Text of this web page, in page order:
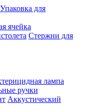
Упаковка для
ячейка
Стержни для
лампа
ручки
Аккустический